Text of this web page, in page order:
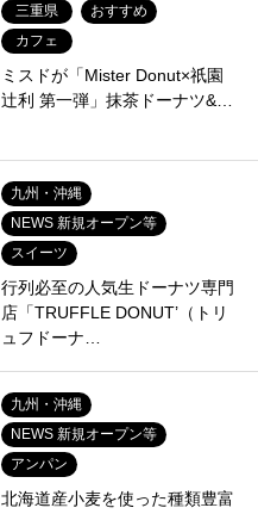
三重県
おすすめ
カフェ
ミスドが「Mister Donut×祇園
辻利 第一弾」抹茶ドーナツ&…
九州・沖縄
NEWS 新規オープン等
スイーツ
行列必至の人気生ドーナツ専門
店「TRUFFLE DONUT’（トリ
ュフドーナ…
九州・沖縄
NEWS 新規オープン等
アンパン
北海道産小麦を使った種類豊富